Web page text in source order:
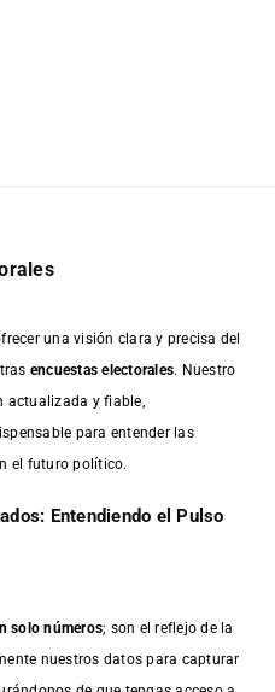
una visión clara y precisa del
encuestas electorales. Nuestro
y fiable,
para entender las
el futuro político.
Entendiendo el Pulso
solo números; son el reflejo de la
nuestros datos para capturar